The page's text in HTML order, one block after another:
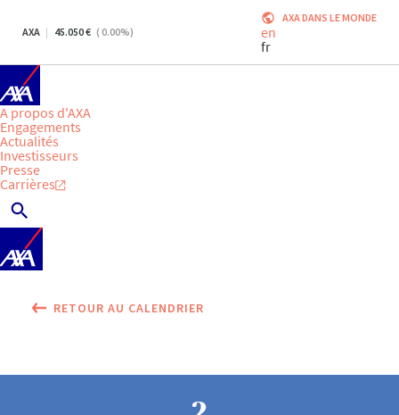
AXA 45.050 ( 0.00%)
AXA DANS LE MONDE
en
fr
A propos d'AXA
Engagements
Actualités
Investisseurs
Presse
Carrières
RETOUR AU CALENDRIER